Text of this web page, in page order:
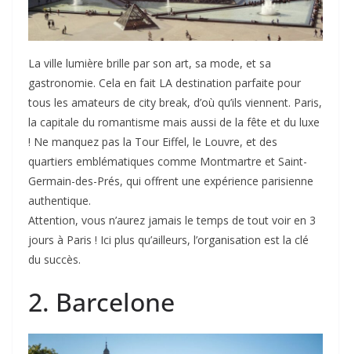
La ville lumière brille par son art, sa mode, et sa
gastronomie. Cela en fait LA destination parfaite pour
tous les amateurs de city break, d’où qu’ils viennent. Paris,
la capitale du romantisme mais aussi de la fête et du luxe
! Ne manquez pas la Tour Eiffel, le Louvre, et des
quartiers emblématiques comme Montmartre et Saint-
Germain-des-Prés, qui offrent une expérience parisienne
authentique.
Attention, vous n’aurez jamais le temps de tout voir en 3
jours à Paris ! Ici plus qu’ailleurs, l’organisation est la clé
du succès.
2. Barcelone